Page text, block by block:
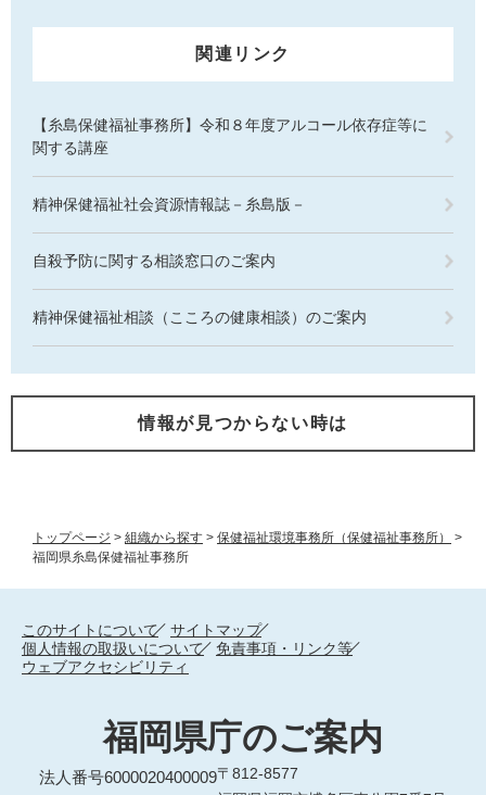
トップページ > 組織から探す > 保健福祉環境事務所（保健福祉事務所）
>
福岡県糸島保健福祉事務所
関連リンク
【糸島保健福祉事務所】令和８年度アルコール依存症等に
関する講座
精神保健福祉社会資源情報誌－糸島版－
自殺予防に関する相談窓口のご案内
精神保健福祉相談（こころの健康相談）のご案内
情報が見つからない時は
このサイトについて
サイトマップ
個人情報の取扱いについて
免責事項・リンク等
ウェブアクセシビリティ
福岡県庁のご案内
法人番号6000020400009〒812-8577